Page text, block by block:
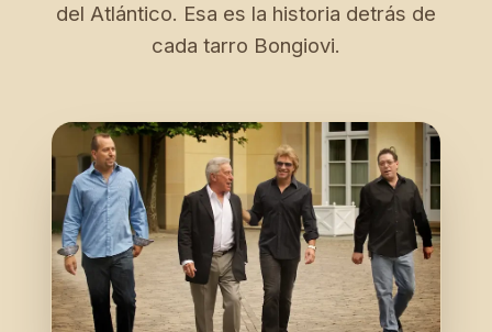
del Atlántico. Esa es la historia detrás de
cada tarro Bongiovi.
BONGIOVI
Dreh am Rad & gewinne!
Trag deine E-Mail ein, dreh das Glücksrad und
sichere dir sofort deinen Rabatt auf echte
sizilianische Pasta-Sauce. 🎁
Ja, ich möchte Bongiovi-News & Angebote per E-Mail
erhalten. Abmeldung jederzeit möglich.